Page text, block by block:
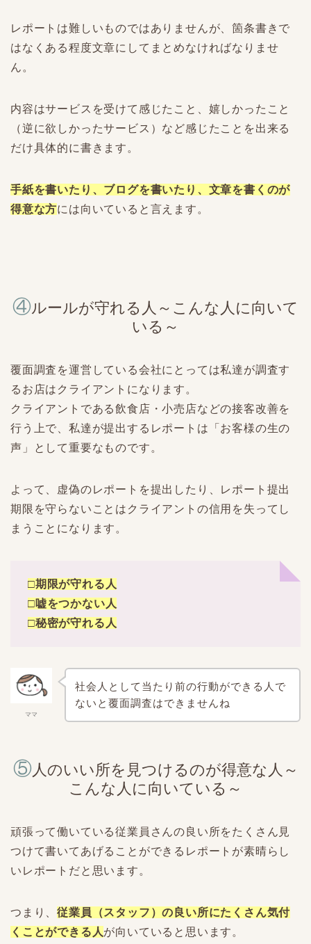
レポートは難しいものではありませんが、箇条書きで
はなくある程度文章にしてまとめなければなりませ
ん。
内容はサービスを受けて感じたこと、嬉しかったこと
（逆に欲しかったサービス）など感じたことを出来る
だけ具体的に書きます。
手紙を書いたり、ブログを書いたり、文章を書くのが
得意な方には向いていると言えます。
④ルールが守れる人～こんな人に向いて
いる～
覆面調査を運営している会社にとっては私達が調査す
るお店はクライアントになります。
クライアントである飲食店・小売店などの接客改善を
行う上で、私達が提出するレポートは「お客様の生の
声」として重要なものです。
よって、虚偽のレポートを提出したり、レポート提出
期限を守らないことはクライアントの信用を失ってし
まうことになります。
□期限が守れる人
□嘘をつかない人
□秘密が守れる人
ママ
社会人として当たり前の行動ができる人で
ないと覆面調査はできませんね
⑤ 人のいい所を見つけるのが得意な人～
こんな人に向いている～
頑張って働いている従業員さんの良い所をたくさん見
つけて書いてあげることができるレポートが素晴らし
いレポートだと思います。
つまり、従業員（スタッフ）の良い所にたくさん気付
くことができる人が向いていると思います。